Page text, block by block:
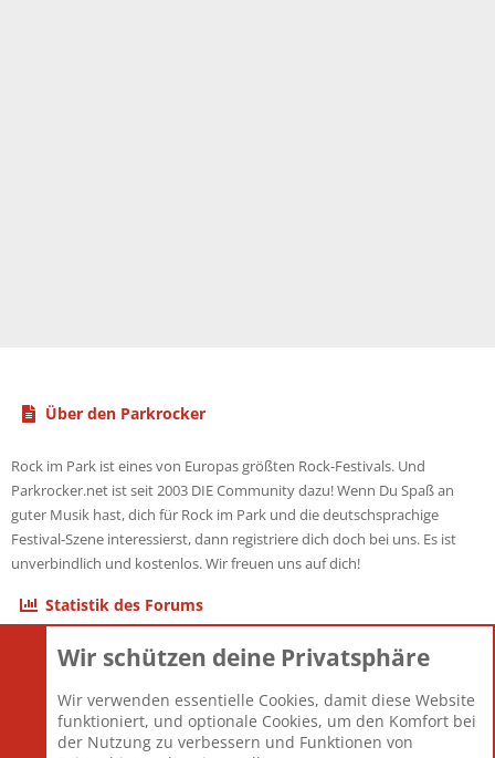
Über den Parkrocker
Rock im Park ist eines von Europas größten Rock-Festivals. Und
Parkrocker.net ist seit 2003 DIE Community dazu! Wenn Du Spaß an
guter Musik hast, dich für Rock im Park und die deutschsprachige
Festival-Szene interessierst, dann registriere dich doch bei uns. Es ist
unverbindlich und kostenlos. Wir freuen uns auf dich!
Statistik des Forums
Themen
Mitglieder
12.427
Neuestes Mitglied
Berlin
Wir schützen deine Privatsphäre
Wir verwenden essentielle Cookies, damit diese Website
funktioniert, und optionale Cookies, um den Komfort bei
der Nutzung zu verbessern und Funktionen von